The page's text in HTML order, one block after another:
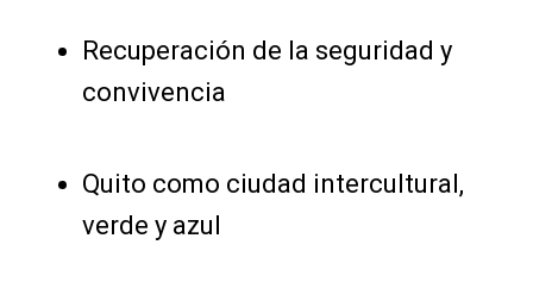
Recuperación de la seguridad y
convivencia
Quito como ciudad intercultural,
verde y azul